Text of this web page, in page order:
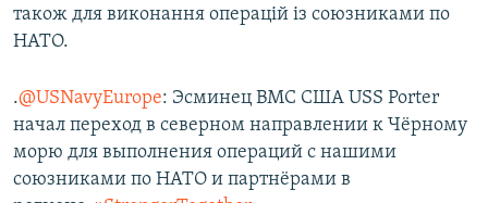
також для виконання операцій із союзниками по
НАТО.
.@USNavyEurope: Эсминец ВМС США USS Porter
начал переход в северном направлении к Чёрному
морю для выполнения операций с нашими
союзниками по НАТО и партнёрами в